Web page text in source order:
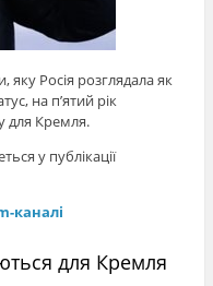
Росія розглядала як
на п’ятий рік
для Кремля.
у публікації
каналі
для Кремля